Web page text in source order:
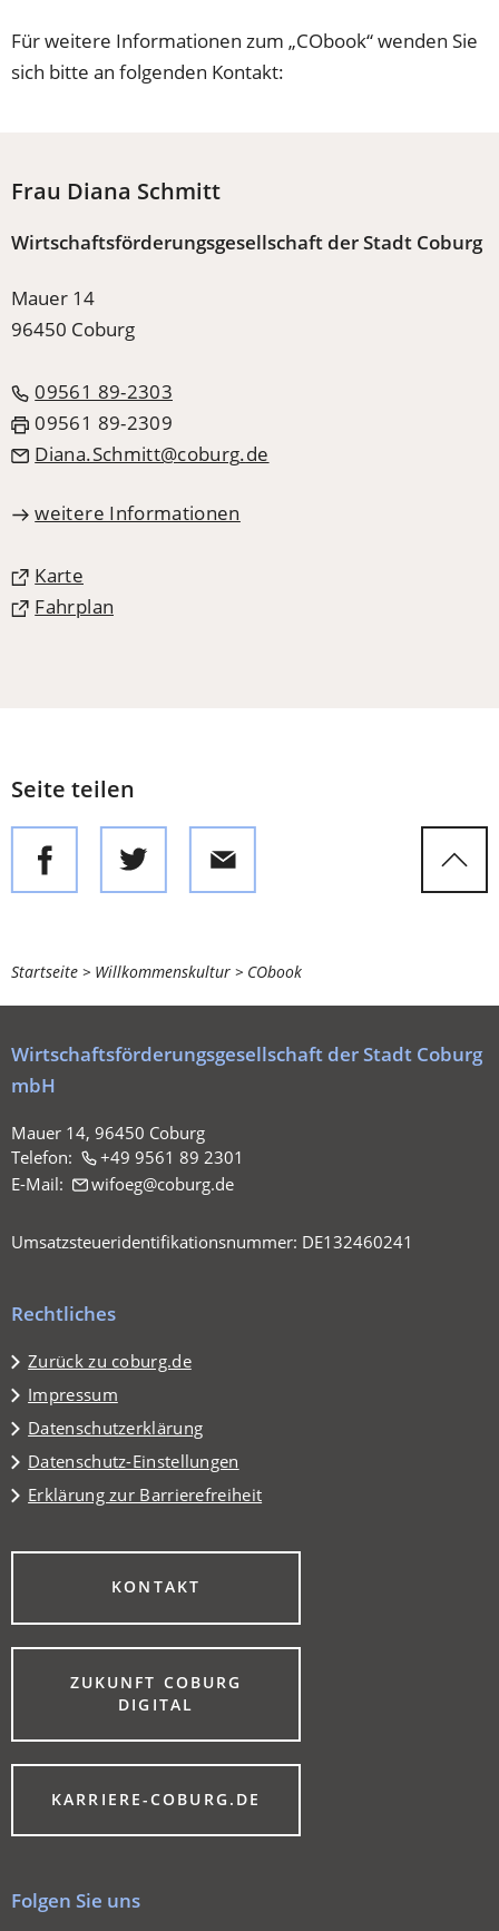
Für weitere Informationen zum „CObook“ wenden Sie
sich bitte an folgenden Kontakt:
Frau Diana Schmitt
Wirtschaftsförderungsgesellschaft der Stadt Coburg
Mauer 14
96450 Coburg
09561 89-2303
09561 89-2309
Diana.Schmitt
coburg de
weitere Informationen
Karte
(Öffnet
in Fahrplan
(Öffnet
Seite teilen
Sie
befinden
sich
hier:
Startseite Willkommenskultur CObook
Wirtschaftsförderungsgesellschaft der Stadt Coburg
mbH
Mauer 14, 96450 Coburg
Telefon:
+49 9561 89 2301
E-Mail:
wifoeg coburg de
Umsatzsteueridentifikationsnummer: DE132460241
Rechtliches
Zurück zu coburg.de
Impressum
Datenschutzerklärung
Datenschutz-Einstellungen
Erklärung zur Barrierefreiheit
KONTAKT
EINEM
NEUEN
ZUKUNFT COBURG
DIGITAL
EINEM
NEUEN
TAB)KARRIERE-COBURG.DE
(ÖFFNET
EINEM
Folgen Sie uns